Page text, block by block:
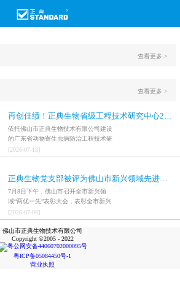
查看更多 >
再创佳绩！正典生物省级工程技术研究中心2025年度动态评估获评优秀
依托佛山市正典生物技术有限公司建设
的广东省动物寄生虫病防治工程技术研
究中心，在全省参评科研平台中综合表
现突出，成功获评最高评价等级“优
[2026-07-13]
正典生物党支部被评为佛山市新兴领域先进基层党组织
7月8日下午，佛山市召开全市新兴领
域“两优一先”表彰大会，表彰全市新兴
领域优秀共产党员、优秀党务工作者和
先进基层党组织，中共佛山市正典生物
技术有限公司支部委员会被评为佛山市
新兴领域先进基层党组织。
[2026-07-08]
查看更多 >
佛山市正典生物技术有限公司
Copyright ©2005 - 2022
粤公网安备44060702000095号
粤ICP备05084450号-1
营业执照